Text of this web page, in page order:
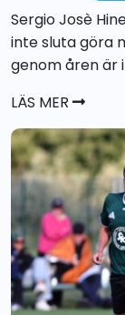
Sergio Josè
inte sluta göra
genom åren är i
LÄS MER